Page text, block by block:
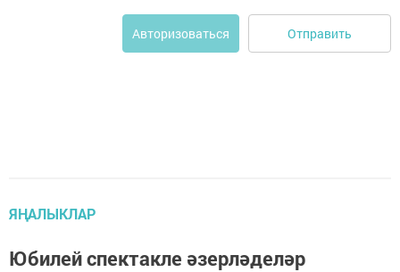
Авторизоваться Отправить
ЯҢАЛЫКЛАР
Юбилей спектакле әзерләделәр